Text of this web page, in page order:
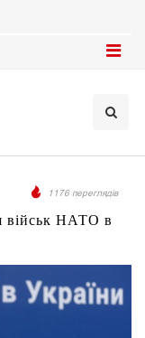
1176 переглядів
військ НАТО в